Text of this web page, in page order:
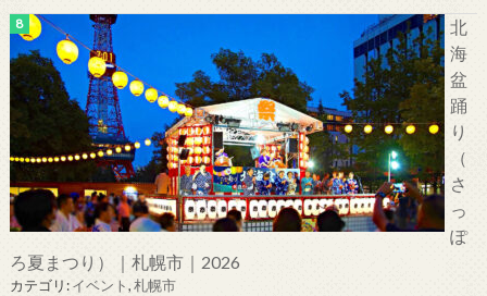
北
海
盆
踊
り
（
さ
っ
ぽ
ろ夏まつり）｜札幌市｜2026
カテゴリ:イベント,札幌市